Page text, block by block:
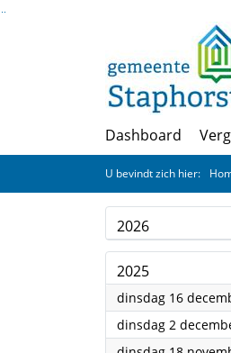
Ga naar de inhoud van deze pagina
Dashboard
U bevindt zich hier:
2026
2025
dinsdag 16
dinsdag 2